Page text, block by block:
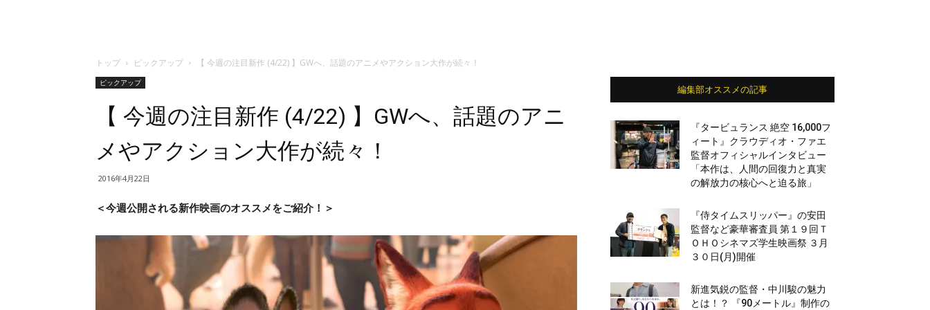
トップ ピックアップ 【 今週の注目新作 (4/22) 】GWへ、話題のアニメやアクション大作が続々！
ピックアップ
【 今週の注目新作 (4/22) 】GWへ、話題のアニ
メやアクション大作が続々！
2016年4月22日
＜今週公開される新作映画のオススメをご紹介！＞
編集部オススメの記事
『タービュランス 絶空 16,000フ
ィート』クラウディオ・ファエ
監督オフィシャルインタビュー
「本作は、人間の回復力と真実
の解放力の核心へと迫る旅」
『侍タイムスリッパー』の安田
監督など豪華審査員 第１９回Ｔ
ＯＨＯシネマズ学生映画祭 ３月
３０日(月)開催
新進気鋭の監督・中川駿の魅力
とは！？ 『90メートル』制作の